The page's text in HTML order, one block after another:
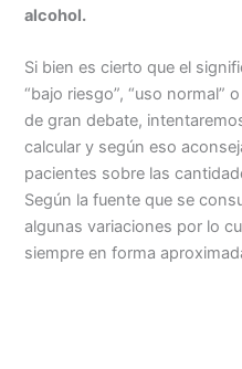
alcohol.
Si bien es cierto que el
“bajo riesgo”, “uso normal”
de gran debate,
calcular y según eso
pacientes sobre las
Según la fuente que se
algunas variaciones por lo
siempre en forma